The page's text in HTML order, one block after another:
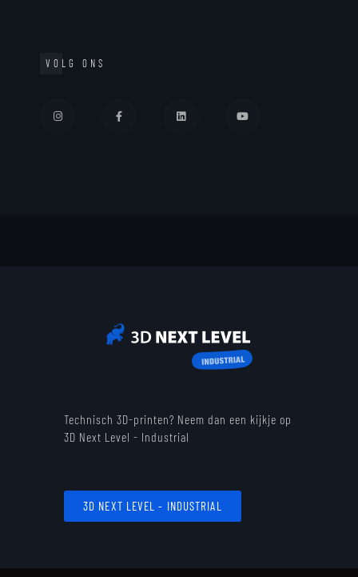
VOLG ONS
Technisch 3D-printen? Neem dan een kijkje op
3D Next Level - Industrial
3D NEXT LEVEL - INDUSTRIAL